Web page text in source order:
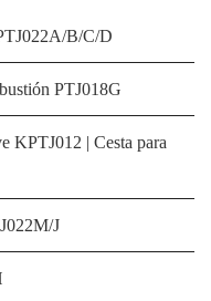
B/C/D
PTJ018G
KPTJ012 | Cesta para
J